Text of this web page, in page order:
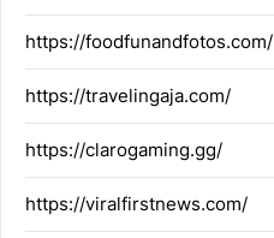
https://foodfunandfotos.com/
https://travelingaja.com/
https://clarogaming.gg/
https://viralfirstnews.com/